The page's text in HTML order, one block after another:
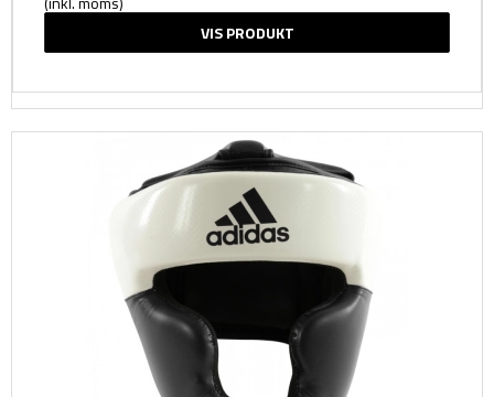
VIS PRODUKT